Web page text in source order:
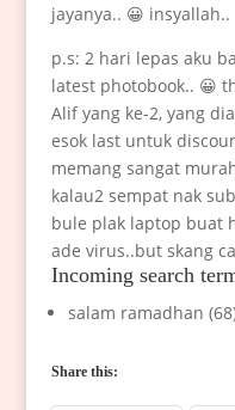
jayanya.. 😀 insyallah..
p.s: 2 hari lepas aku
latest photobook.. 😀
Alif yang ke-2, yang
esok last untuk
memang sangat
kalau2 sempat nak
bule plak laptop buat
ade virus..but skang
Incoming search
salam ramadhan
Share this: